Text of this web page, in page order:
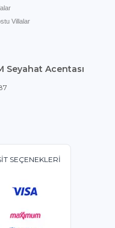
Villalar
Seyahat Acentası
SEÇENEKLERİ